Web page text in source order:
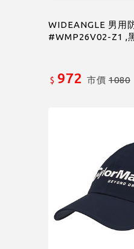
WIDEANGLE 男用
#WMP26V02-Z1 ,
$ 972 市價1080